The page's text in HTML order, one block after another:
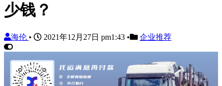
少钱？
海伦 • 2021年12月27日 pm1:43 • 企业推荐